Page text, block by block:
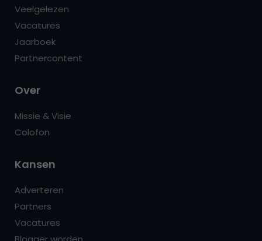
Veelgelezen
Vacatures
Jaarboek
Partnercontent
Over
Missie & Visie
Colofon
Kansen
Adverteren
Partners
Vacatures